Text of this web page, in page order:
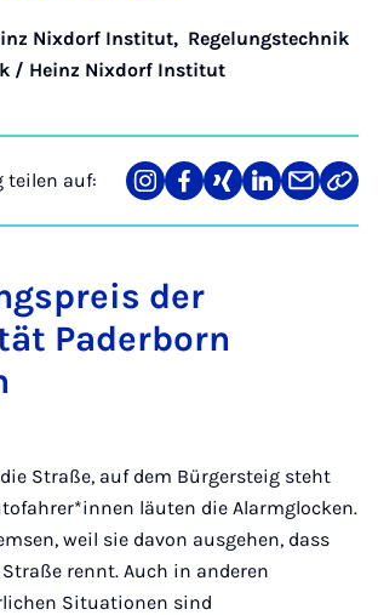
Nixdorf Institut, Regelungstechnik
/ Heinz Nixdorf Institut
teilen auf:
Teilen
auf
Teilen
auf
Teilen
auf
Teilen
auf
Teilen
über
Link
der
Paderborn
Straße, auf dem Bürgersteig steht
läuten die Alarmglocken.
weil sie davon ausgehen, dass
rennt. Auch in anderen
Situationen sind